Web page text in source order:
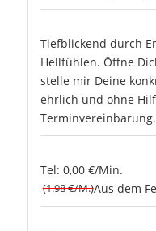
Tiefblickend durch
Hellfühlen. Öffne
stelle mir Deine
ehrlich und ohne
Terminvereinbarung.
Tel: 0,00 €/Min.
(1.98 €/M.)Aus dem